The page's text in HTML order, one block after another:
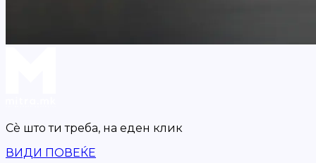
Сè што ти треба, на еден клик
ВИДИ ПОВЕЌЕ